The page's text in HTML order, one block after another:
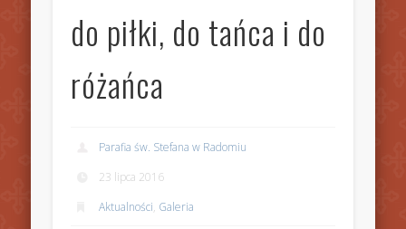
do piłki, do tańca i do
różańca
Parafia św. Stefana w Radomiu
23 lipca 2016
Aktualności, Galeria